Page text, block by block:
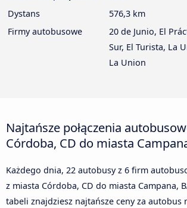
Dystans
576,3 km
Firmy autobusowe
20 de Junio, El
Sur, El Turista, La
La Union
Najtańsze połączenia
Córdoba, CD do miasta
Każdego dnia, 22 autobusy z 6 firm
z miasta Córdoba, CD do miasta Campana,
tabeli znajdziesz najtańsze ceny za autobus